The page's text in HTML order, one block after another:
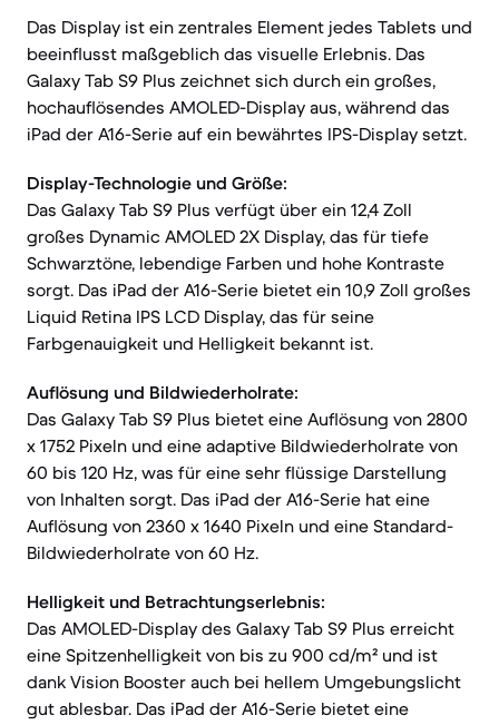
Das Display ist ein zentrales Element jedes Tablets und
beeinflusst maßgeblich das visuelle Erlebnis. Das
Galaxy Tab S9 Plus zeichnet sich durch ein großes,
hochauflösendes AMOLED-Display aus, während das
iPad der A16-Serie auf ein bewährtes IPS-Display setzt.
Display-Technologie und Größe:
Das Galaxy Tab S9 Plus verfügt über ein 12,4 Zoll
großes Dynamic AMOLED 2X Display, das für tiefe
Schwarztöne, lebendige Farben und hohe Kontraste
sorgt. Das iPad der A16-Serie bietet ein 10,9 Zoll großes
Liquid Retina IPS LCD Display, das für seine
Farbgenauigkeit und Helligkeit bekannt ist.
Auflösung und Bildwiederholrate:
Das Galaxy Tab S9 Plus bietet eine Auflösung von 2800
x 1752 Pixeln und eine adaptive Bildwiederholrate von
60 bis 120 Hz, was für eine sehr flüssige Darstellung
von Inhalten sorgt. Das iPad der A16-Serie hat eine
Auflösung von 2360 x 1640 Pixeln und eine Standard-
Bildwiederholrate von 60 Hz.
Helligkeit und Betrachtungserlebnis:
Das AMOLED-Display des Galaxy Tab S9 Plus erreicht
eine Spitzenhelligkeit von bis zu 900 cd/m² und ist
dank Vision Booster auch bei hellem Umgebungslicht
gut ablesbar. Das iPad der A16-Serie bietet eine